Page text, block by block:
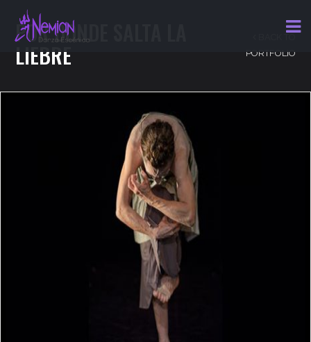
POR DONDE SALTA LA
LIEBRE
PORTFOLIO